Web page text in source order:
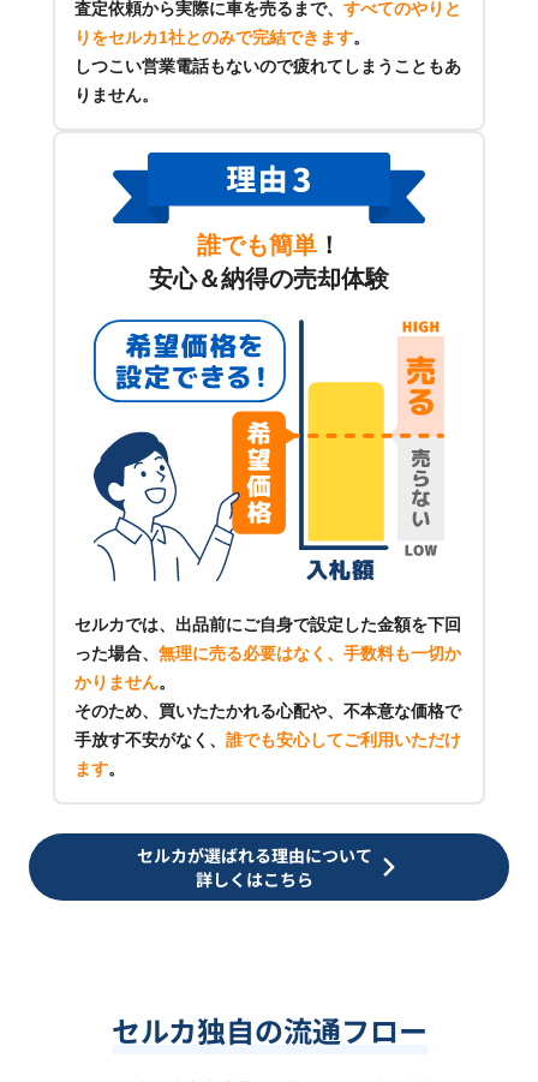
査定依頼から実際に車を売るまで、 すべてのやりと
りをセルカ1社とのみで完結できます。
しつこい営業電話もないので疲れてしまうこともあ
りません。
誰でも簡単 ！
安心＆納得の売却体験
セルカでは、出品前にご自身で設定した金額を下回
った場合、 無理に売る必要はなく、手数料も一切か
かりません。
そのため、買いたたかれる心配や、不本意な価格で
手放す不安がなく、 誰でも安心してご利用いただけ
ます。
セルカが選ばれる理由について
詳しくはこちら
セルカ独自の流通フロー